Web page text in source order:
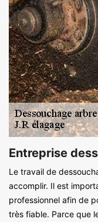
Entreprise
Le travail de
accomplir. Il est
professionnel afin de
très fiable. Parce que